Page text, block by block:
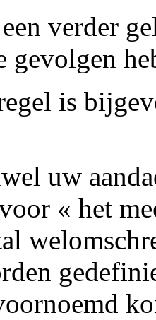
verder
gevolgen
is
uw
« het